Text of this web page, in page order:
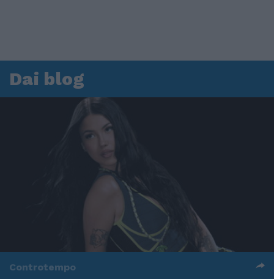
Dai blog
Controtempo